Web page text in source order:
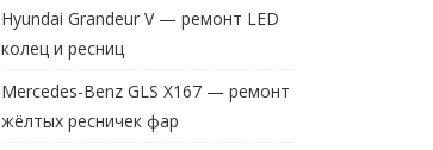
Hyundai Grandeur V — ремонт LED
колец и ресниц
Mercedes-Benz GLS X167 — ремонт
жёлтых ресничек фар